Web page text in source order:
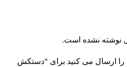
نوشته نشده است.
را ارسال می کنید برای “دستکش